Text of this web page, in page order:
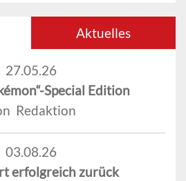
Aktuelles
27.05.26
Special Edition
Redaktion
03.08.26
erfolgreich zurück